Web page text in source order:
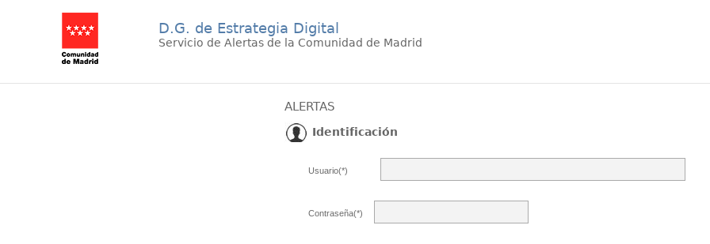
D.G. de Estrategia Digital
Servicio de Alertas de la Comunidad de Madrid
ALERTAS
Identificación
Usuario(*)
Contraseña(*)